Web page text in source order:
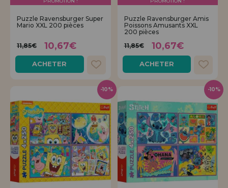
Allez-y! Nous vous attendions.
ENREGISTREMENT DISTRIBUTEUR
Puzzle Ravensburger Super
Mario XXL 200 pièces
11,85€ 10,67€
ACHETER
Puzzle Ravensburger Amis
Poissons Amusants XXL
200 pièces
11,85€
10,67€
ACHETER
-10% -10%